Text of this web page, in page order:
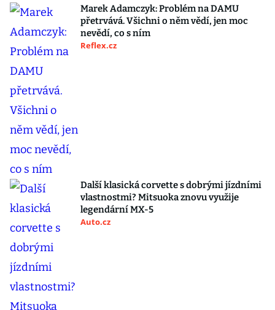
Marek Adamczyk: Problém na DAMU
přetrvává. Všichni o něm vědí, jen moc
nevědí, co s ním
Reflex.cz
Další klasická corvette s dobrými jízdními
vlastnostmi? Mitsuoka znovu využije
legendární MX-5
Auto.cz